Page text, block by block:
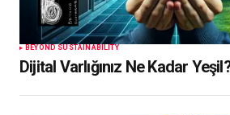
BEYOND SUSTAINABILITY
Dijital Varlığınız Ne Kadar